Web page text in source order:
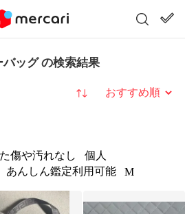
ッグ の検索結果
並び替え
傷や汚れなし
個人
あんしん鑑定利用可能 M